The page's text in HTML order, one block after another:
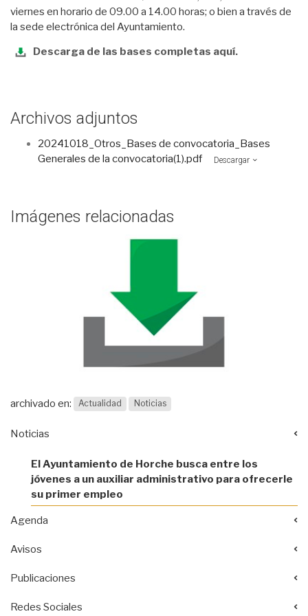
viernes en horario de 09.00 a 14.00 horas; o bien a través de
la sede electrónica del Ayuntamiento.
Descarga de las bases completas aquí.
Archivos adjuntos
20241018_Otros_Bases de convocatoria_Bases
Generales de la convocatoria(1).pdf
Descargar
Imágenes relacionadas
archivado en: Actualidad Noticias
Noticias
El Ayuntamiento de Horche busca entre los
jóvenes a un auxiliar administrativo para ofrecerle
su primer empleo
Agenda
Avisos
Publicaciones
Redes Sociales